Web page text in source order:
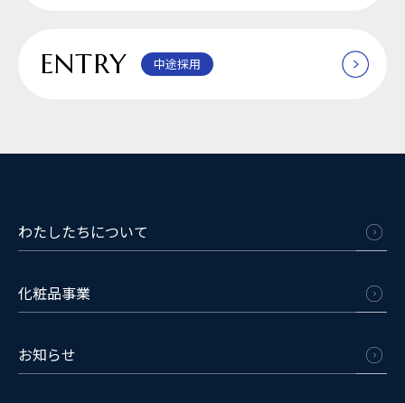
ENTRY 中途採用
わたしたちについて
化粧品事業
お知らせ